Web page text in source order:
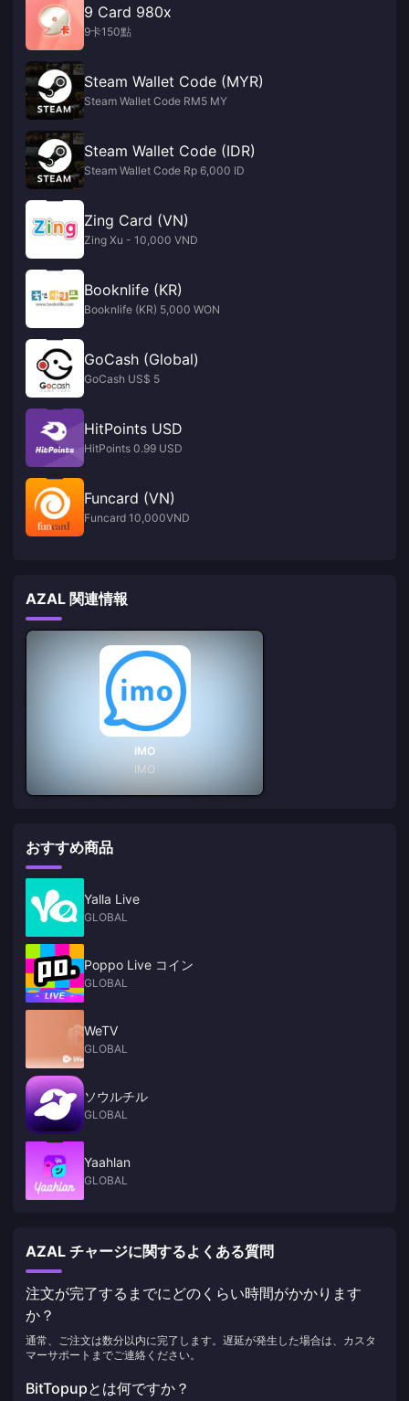
9 Card 980x
9卡150點
Steam Wallet Code (MYR)
Steam Wallet Code RM5 MY
Steam Wallet Code (IDR)
Steam Wallet Code Rp 6,000 ID
Zing Card (VN)
Zing Xu - 10,000 VND
Booknlife (KR)
Booknlife (KR) 5,000 WON
GoCash (Global)
GoCash US$ 5
HitPoints USD
HitPoints 0.99 USD
Funcard (VN)
Funcard 10,000VND
AZAL 関連情報
IMO
IMO
おすすめ商品
Yalla Live
GLOBAL
Poppo Live コイン
GLOBAL
WeTV
GLOBAL
ソウルチル
GLOBAL
Yaahlan
GLOBAL
AZAL チャージに関するよくある質問
注文が完了するまでにどのくらい時間がかかります
か？
通常、ご注文は数分以内に完了します。遅延が発生した場合は、カスタ
マーサポートまでご連絡ください。
BitTopupとは何ですか？